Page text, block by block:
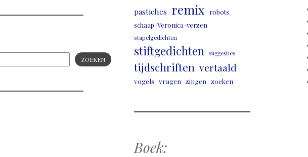
ZOEKEN
pastiches remix
robots
schaap-Veronica-verzen
stapelgedichten
stiftgedichten suggesties
tijdschriften vertaald
vogels vragen zingen zoeken
Boek: